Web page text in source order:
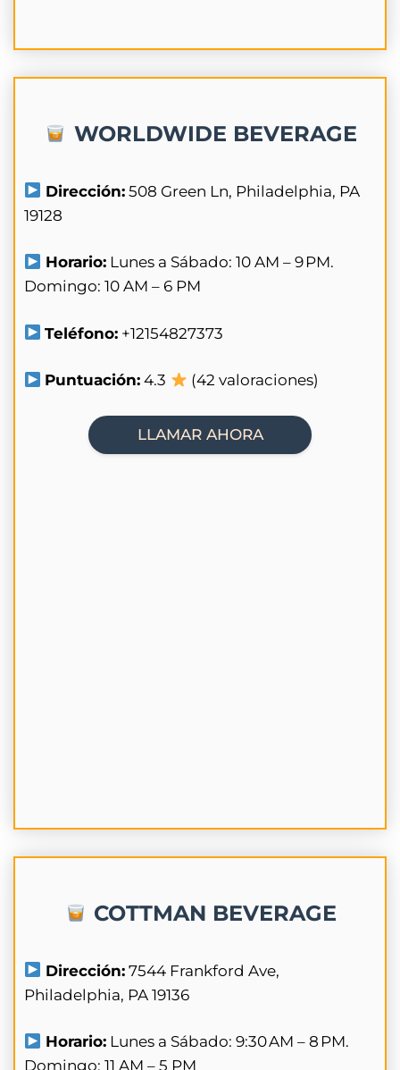
WORLDWIDE BEVERAGE
Dirección: 508 Green Ln, Philadelphia, PA
19128
Horario: Lunes a Sábado: 10 AM – 9 PM.
Domingo: 10 AM – 6 PM
Teléfono: +12154827373
Puntuación: 4.3 (42 valoraciones)
LLAMAR AHORA
COTTMAN BEVERAGE
Dirección: 7544 Frankford Ave,
Philadelphia, PA 19136
Horario: Lunes a Sábado: 9:30 AM – 8 PM.
Domingo: 11 AM – 5 PM